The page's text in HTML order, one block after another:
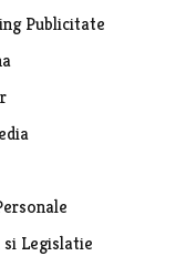
Publicitate
Legislatie